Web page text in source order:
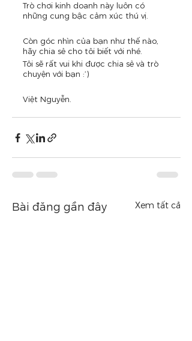
Trò chơi kinh doanh này luôn có
những cung bậc cảm xúc thú vị.
Còn góc nhìn của bạn như thế nào,
hãy chia sẻ cho tôi biết với nhé.
Tôi sẽ rất vui khi được chia sẻ và trò
chuyện với bạn :’)
Việt Nguyễn.
Bài đăng gần đây Xem tất cả